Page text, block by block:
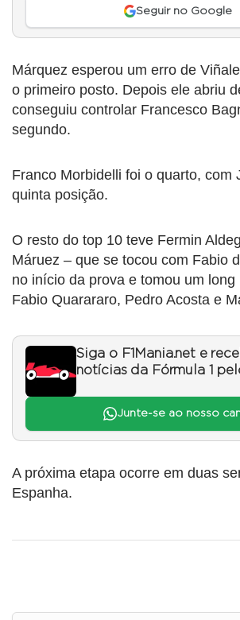
Seguir no Google
Márquez esperou um erro de
o primeiro posto. Depois ele abriu
conseguiu controlar Francesco
segundo.
Franco Morbidelli foi o quarto, com
quinta posição.
O resto do top 10 teve Fermin
Máruez – que se tocou com Fabio
no início da prova e tomou um long
Fabio Quarararo, Pedro Acosta e
Siga o F1Mania.net e
notícias da Fórmula 1
Junte-se ao nosso
A próxima etapa ocorre em duas
Espanha.